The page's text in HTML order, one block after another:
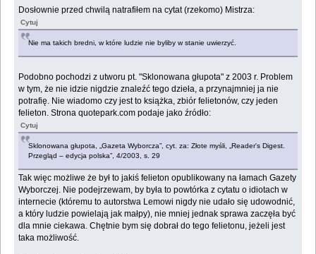
Dosłownie przed chwilą natrafiłem na cytat (rzekomo) Mistrza:
Cytuj
Nie ma takich bredni, w które ludzie nie byliby w stanie uwierzyć.
Podobno pochodzi z utworu pt. "Sklonowana głupota" z 2003 r. Problem
w tym, że nie idzie nigdzie znaleźć tego dzieła, a przynajmniej ja nie
potrafię. Nie wiadomo czy jest to książka, zbiór felietonów, czy jeden
felieton. Strona quotepark.com podaje jako źródło:
Cytuj
Sklonowana głupota, „Gazeta Wyborcza”, cyt. za: Złote myśli, „Reader's Digest.
Przegląd – edycja polska”, 4/2003, s. 29
Tak więc możliwe że był to jakiś felieton opublikowany na łamach Gazety
Wyborczej. Nie podejrzewam, by była to powtórka z cytatu o idiotach w
internecie (któremu to autorstwa Lemowi nigdy nie udało się udowodnić,
a który ludzie powielają jak małpy), nie mniej jednak sprawa zaczęła być
dla mnie ciekawa. Chętnie bym się dobrał do tego felietonu, jeżeli jest
taka możliwość.